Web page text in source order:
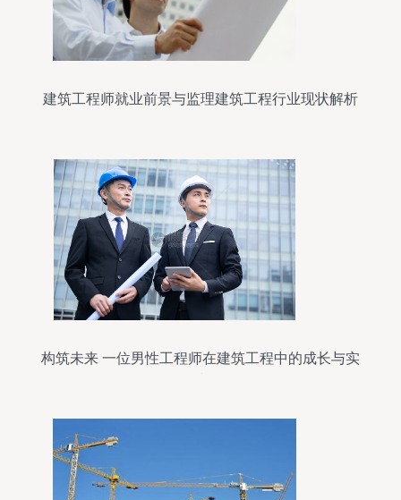
建筑工程师就业前景与监理建筑工程行业现状解析
构筑未来 一位男性工程师在建筑工程中的成长与实